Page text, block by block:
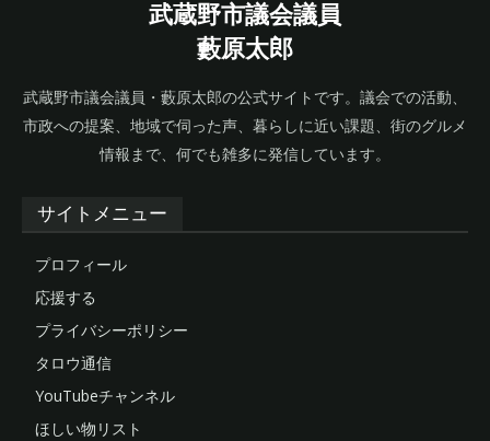
武蔵野市議会議員
藪原太郎
武蔵野市議会議員・藪原太郎の公式サイトです。議会での活動、
市政への提案、地域で伺った声、暮らしに近い課題、街のグルメ
情報まで、何でも雑多に発信しています。
サイトメニュー
プロフィール
応援する
プライバシーポリシー
タロウ通信
YouTubeチャンネル
ほしい物リスト